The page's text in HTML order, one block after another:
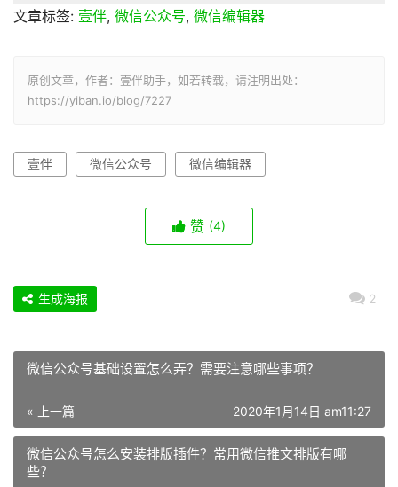
文章标签: 壹伴, 微信公众号, 微信编辑器
原创文章，作者：壹伴助手，如若转载，请注明出处：
https://yiban.io/blog/7227
壹伴 微信公众号 微信编辑器
赞 (4)
2
生成海报
微信公众号基础设置怎么弄？需要注意哪些事项？
« 上一篇 2020年1月14日 am11:27
微信公众号怎么安装排版插件？常用微信推文排版有哪
些？